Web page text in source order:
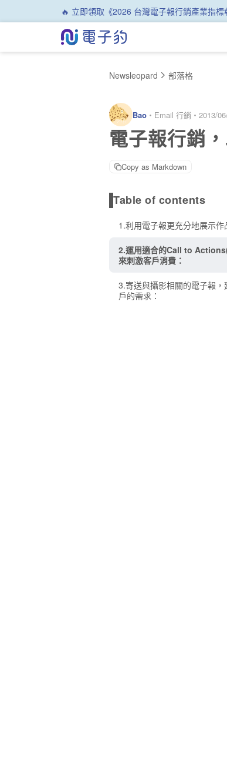
🔥 立即領取《2026 台灣電子報行銷產業指
Newsleopard 部落格
Bao ・ Email 行銷 ・ 2013/
電子報行銷
Copy as Markdown
Table of contents
1.利用電子報更充分地展示作
2.運用適合的Call to
來刺激客戶消費：
3.寄送與攝影相關的電子報，
戶的需求：